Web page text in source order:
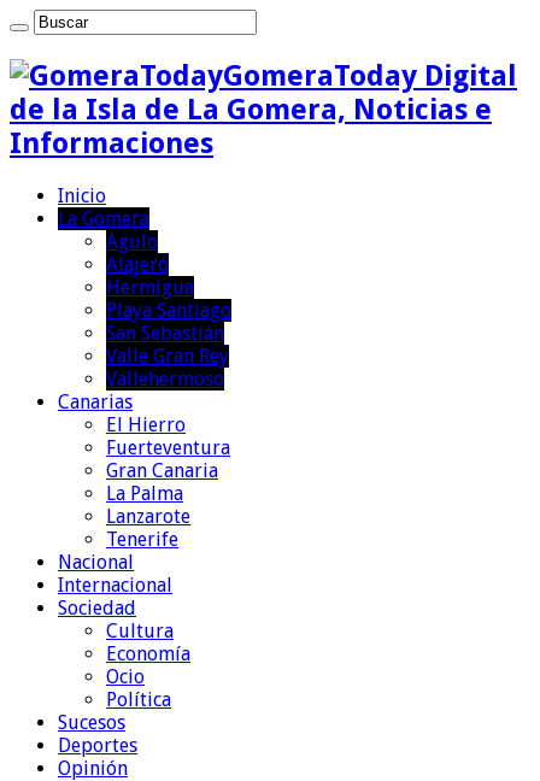
GomeraToday Digital
de la Isla de La Gomera, Noticias e
Informaciones
Inicio
La Gomera
Agulo
Alajeró
Hermigua
Playa Santiago
San Sebastián
Valle Gran Rey
Vallehermoso
Canarias
El Hierro
Fuerteventura
Gran Canaria
La Palma
Lanzarote
Tenerife
Nacional
Internacional
Sociedad
Cultura
Economía
Ocio
Política
Sucesos
Deportes
Opinión